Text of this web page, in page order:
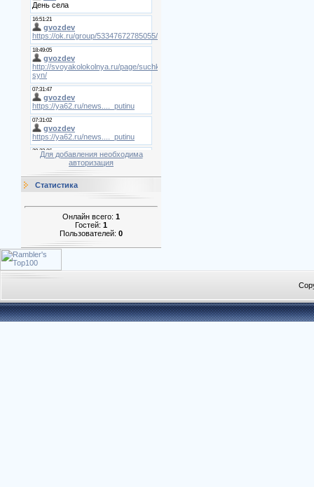
Для добавления необходима
авторизация
Статистика
Онлайн всего: 1
Гостей: 1
Пользователей: 0